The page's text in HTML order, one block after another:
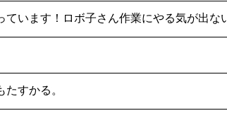
ています！ロボ子さん作業にやる気が出な
すかる。